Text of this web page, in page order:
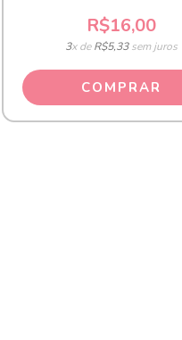
R$16,00
3x deR$5,33sem juros